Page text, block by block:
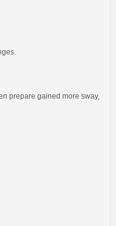
prepare gained more sway,